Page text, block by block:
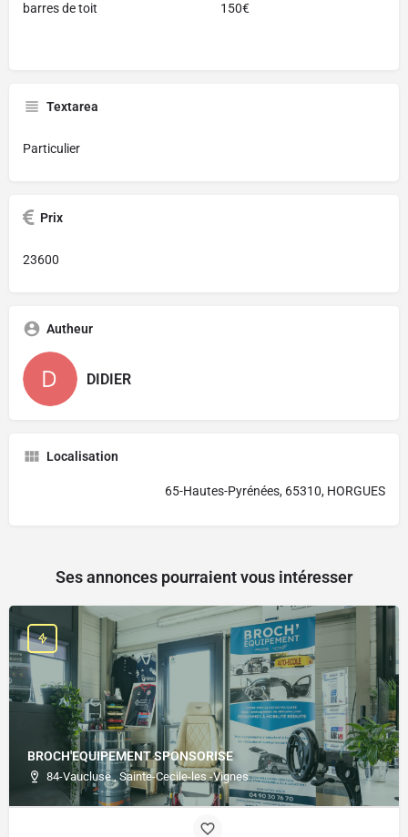
barres de toit 150€
Textarea
Particulier
Prix
23600
Autheur
DIDIER
Localisation
65-Hautes-Pyrénées, 65310, HORGUES
Ses annonces pourraient vous intéresser
BROCH'EQUIPEMENT SPONSORISE
84-Vaucluse , Sainte-Cecile-les -Vignes